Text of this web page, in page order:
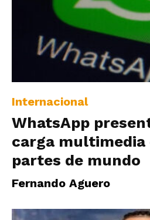
Internacional
WhatsApp
carga multimedia
partes de mundo
Fernando Aguero